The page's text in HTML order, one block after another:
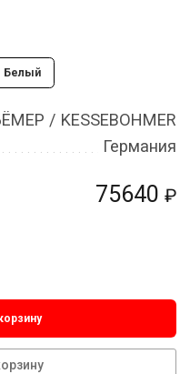
75640 ₽
Белый
/ KESSEBOHMER
Германия